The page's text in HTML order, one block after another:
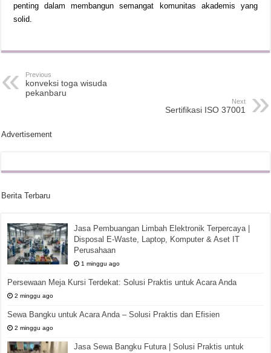
penting dalam membangun semangat komunitas akademis yang
solid.
Previous
konveksi toga wisuda
pekanbaru
Next
Sertifikasi ISO 37001
Advertisement
Berita Terbaru
Jasa Pembuangan Limbah Elektronik Terpercaya |
Disposal E-Waste, Laptop, Komputer & Aset IT
Perusahaan
1 minggu ago
Persewaan Meja Kursi Terdekat: Solusi Praktis untuk Acara Anda
2 minggu ago
Sewa Bangku untuk Acara Anda – Solusi Praktis dan Efisien
2 minggu ago
Jasa Sewa Bangku Futura | Solusi Praktis untuk